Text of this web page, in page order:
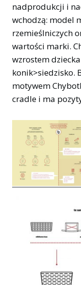
nadprodukcji i
wchodzą: model
rzemieślniczych
wartości marki.
wzrostem
konik>siedzisko.
motywem
cradle i ma